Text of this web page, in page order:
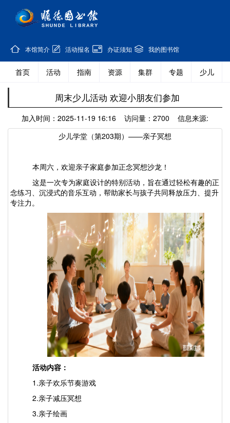
本馆简介 活动报名 办证须知 我的图书馆
首页 活动 指南 资源 集群 专题 少儿
周末少儿活动 欢迎小朋友们参加
加入时间：2025-11-19 16:16 访问量：2700 信息来源:
少儿学堂（第203期）——亲子冥想
本周六，欢迎亲子家庭参加正念冥想沙龙！
这是一次专为家庭设计的特别活动，旨在通过轻松有趣的正
念练习、沉浸式的音乐互动，帮助家长与孩子共同释放压力、提升
专注力。
活动内容：
1.亲子欢乐节奏游戏
2.亲子减压冥想
3.亲子绘画